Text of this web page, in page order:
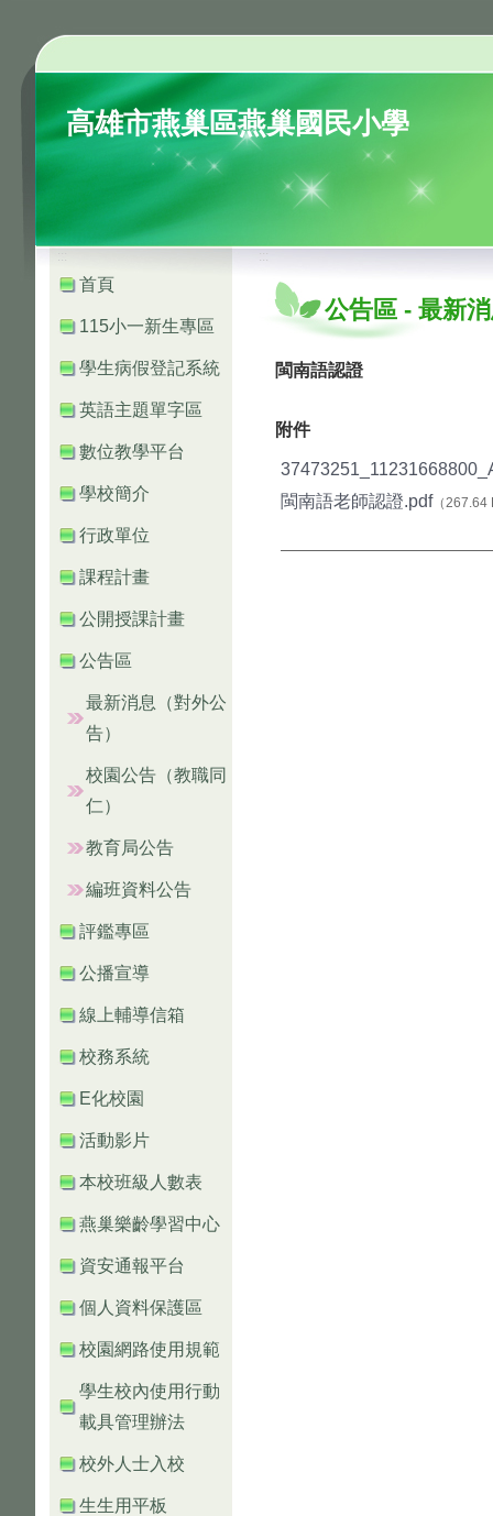
高雄市燕巢區燕巢國民小學
:::
首頁
115小一新生專區
學生病假登記系統
英語主題單字區
數位教學平台
學校簡介
行政單位
課程計畫
公開授課計畫
公告區
最新消息（對外公
告）
校園公告（教職同
仁）
教育局公告
編班資料公告
評鑑專區
公播宣導
線上輔導信箱
校務系統
E化校園
活動影片
本校班級人數表
燕巢樂齡學習中心
資安通報平台
個人資料保護區
校園網路使用規範
學生校內使用行動
載具管理辦法
校外人士入校
生生用平板
:::
公告區 - 最新
閩南語認證
附件
閩南語老師認證.pdf（267.64